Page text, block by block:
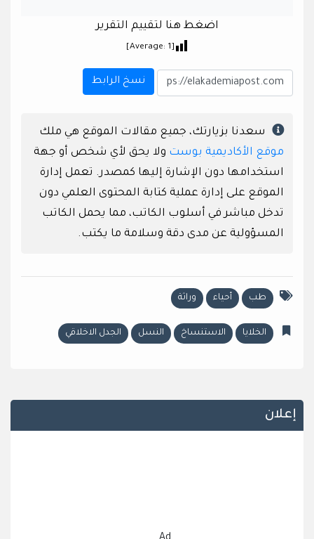
اضغط هنا لتقييم التقرير
[Average:
1
]
نسخ الرابط
سعدنا بزيارتك، جميع مقالات الموقع هي ملك
موقع الأكاديمية بوست ولا يحق لأي شخص أو جهة
استخدامها دون الإشارة إليها كمصدر. تعمل إدارة
الموقع على إدارة عملية كتابة المحتوى العلمي دون
تدخل مباشر في أسلوب الكاتب، مما يحمل الكاتب
المسؤولية عن مدى دقة وسلامة ما يكتب.
طب أحياء وراثة
الخلايا الاستنساخ النسل الجدل الاخلاقي
إعلان